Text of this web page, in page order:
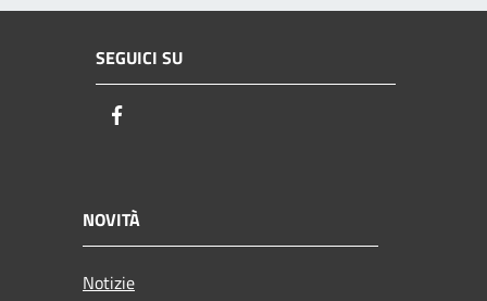
SEGUICI SU
NOVITÀ
Notizie